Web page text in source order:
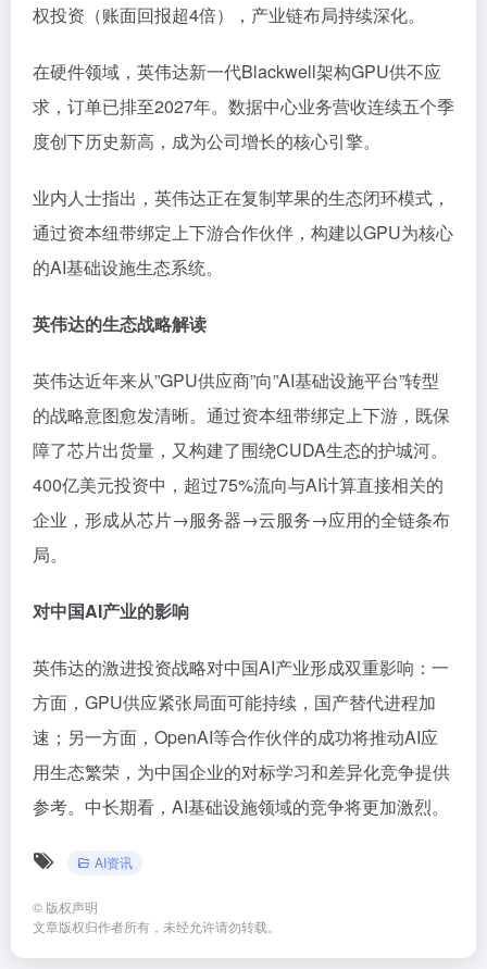
权投资（账面回报超4倍），产业链布局持续深化。
在硬件领域，英伟达新一代Blackwell架构GPU供不应
求，订单已排至2027年。数据中心业务营收连续五个季
度创下历史新高，成为公司增长的核心引擎。
业内人士指出，英伟达正在复制苹果的生态闭环模式，
通过资本纽带绑定上下游合作伙伴，构建以GPU为核心
的AI基础设施生态系统。
英伟达的生态战略解读
英伟达近年来从”GPU供应商”向”AI基础设施平台”转型
的战略意图愈发清晰。通过资本纽带绑定上下游，既保
障了芯片出货量，又构建了围绕CUDA生态的护城河。
400亿美元投资中，超过75%流向与AI计算直接相关的
企业，形成从芯片→服务器→云服务→应用的全链条布
局。
对中国AI产业的影响
英伟达的激进投资战略对中国AI产业形成双重影响：一
方面，GPU供应紧张局面可能持续，国产替代进程加
速；另一方面，OpenAI等合作伙伴的成功将推动AI应
用生态繁荣，为中国企业的对标学习和差异化竞争提供
参考。中长期看，AI基础设施领域的竞争将更加激烈。
AI资讯
© 版权声明
文章版权归作者所有，未经允许请勿转载。